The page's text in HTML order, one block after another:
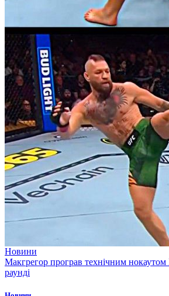
Новини
Макгрегор програв технічним
раунді